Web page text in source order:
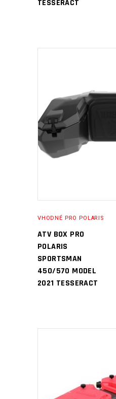
TESSERACT
PŘIDAT DO
VHODNÉ PRO POLARIS
ATV BOX PRO
POLARIS
SPORTSMAN
450/570 MODEL
2021 TESSERACT